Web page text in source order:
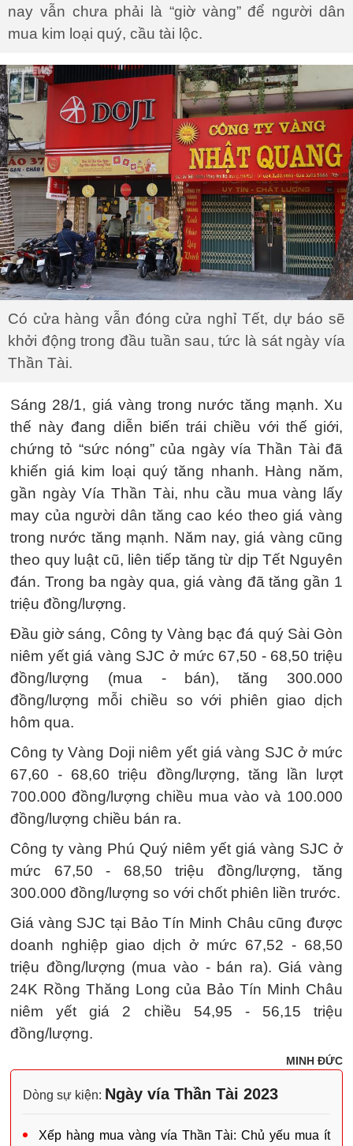
nay vẫn chưa phải là “giờ vàng” để người dân
mua kim loại quý, cầu tài lộc.
Có cửa hàng vẫn đóng cửa nghỉ Tết, dự báo sẽ
khởi động trong đầu tuần sau, tức là sát ngày vía
Thần Tài.
Sáng 28/1, giá vàng trong nước tăng mạnh. Xu
thế này đang diễn biến trái chiều với thế giới,
chứng tỏ “sức nóng” của ngày vía Thần Tài đã
khiến giá kim loại quý tăng nhanh. Hàng năm,
gần ngày Vía Thần Tài, nhu cầu mua vàng lấy
may của người dân tăng cao kéo theo giá vàng
trong nước tăng mạnh. Năm nay, giá vàng cũng
theo quy luật cũ, liên tiếp tăng từ dịp Tết Nguyên
đán. Trong ba ngày qua, giá vàng đã tăng gần 1
triệu đồng/lượng.
Đầu giờ sáng, Công ty Vàng bạc đá quý Sài Gòn
niêm yết giá vàng SJC ở mức 67,50 - 68,50 triệu
đồng/lượng (mua - bán), tăng 300.000
đồng/lượng mỗi chiều so với phiên giao dịch
hôm qua.
Công ty Vàng Doji niêm yết giá vàng SJC ở mức
67,60 - 68,60 triệu đồng/lượng, tăng lần lượt
700.000 đồng/lượng chiều mua vào và 100.000
đồng/lượng chiều bán ra.
Công ty vàng Phú Quý niêm yết giá vàng SJC ở
mức 67,50 - 68,50 triệu đồng/lượng, tăng
300.000 đồng/lượng so với chốt phiên liền trước.
Giá vàng SJC tại Bảo Tín Minh Châu cũng được
doanh nghiệp giao dịch ở mức 67,52 - 68,50
triệu đồng/lượng (mua vào - bán ra). Giá vàng
24K Rồng Thăng Long của Bảo Tín Minh Châu
niêm yết giá 2 chiều 54,95 - 56,15 triệu
đồng/lượng.
MINH ĐỨC
Dòng sự kiện: Ngày vía Thần Tài 2023
Xếp hàng mua vàng vía Thần Tài: Chủ yếu mua ít